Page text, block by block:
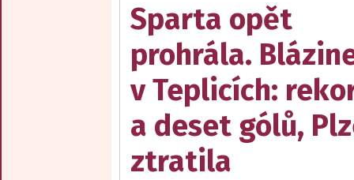
Sparta opět
prohrála.
v Teplicích:
a deset gólů,
ztratila